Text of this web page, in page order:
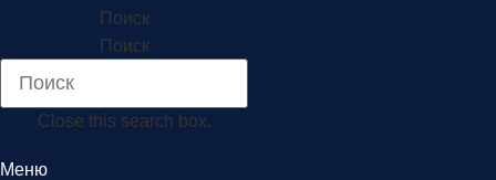
Поиск
Поиск
Close this search box.
Меню